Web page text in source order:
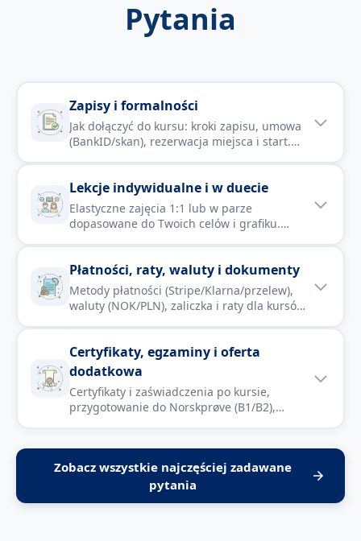
Pytania
Zapisy i formalności
Jak dołączyć do kursu: kroki zapisu, umowa
(BankID/skan), rezerwacja miejsca i start.
poziomu i podstawowe kwestie
organizacyjne.
Lekcje indywidualne i w duecie
Elastyczne zajęcia 1:1 lub w parze
dopasowane do Twoich celów i grafiku.
w dedykowanym folderze.
Płatności, raty, waluty i dokumenty
Metody płatności (Stripe/Klarna/przelew),
waluty (NOK/PLN), zaliczka i raty dla kursów
Certyfikaty, egzaminy i oferta
dodatkowa
Certyfikaty i zaświadczenia po kursie,
przygotowanie do Norskprøve (B1/B2),
konkretne cele oraz wsparcie dla osób ze
szczególnymi potrzebami.
Zobacz wszystkie najczęściej zadawane
pytania